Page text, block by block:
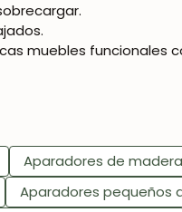
muebles funcionales
Aparadores de madera
Aparadores pequeños